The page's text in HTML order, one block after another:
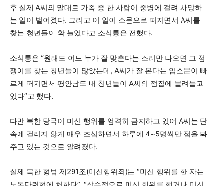
후 실제 A씨의 말대로 가족 중 한 사람이 중병에 걸려 사망하
는 일이 벌어졌다. 그리고 이 일이 소문으로 퍼지면서 A씨를
찾는 청년들이 확 늘었다고 소식통은 전했다.
소식통은 “원래도 어느 누가 잘 맞춘다는 소리만 나오면 그 점
쟁이를 찾는 청년들이 많았는데, A씨가 잘 본다는 입소문이 빠
르게 퍼지면서 평안남도 내 청년들이 A씨의 점집에 몰려들고
있다”고 했다.
다만 북한 당국이 미신 행위를 엄격히 금지하고 있어 A씨는 단
속에 걸리지 않게 매우 조심하면서 하루에 4~5명씩만 점을 봐
주고 있는 것으로 알려졌다.
실제 북한 형법 제291조(미신행위죄)는 “미신 행위를 한 자는